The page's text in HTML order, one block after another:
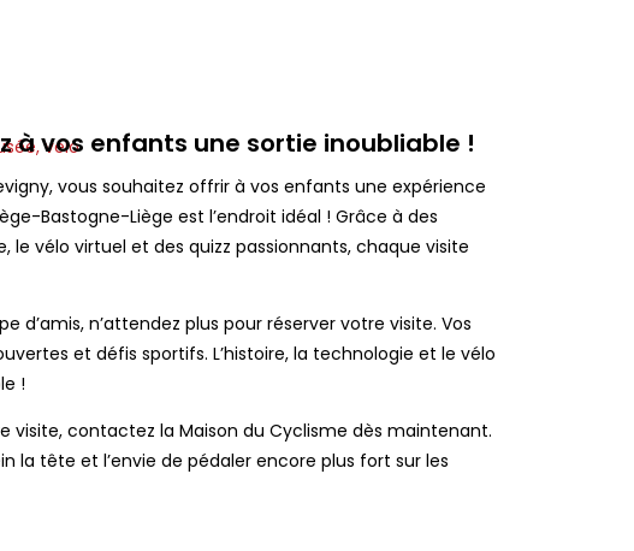
à vos enfants une sortie inoubliable !
vous souhaitez offrir à vos enfants une expérience
Bastogne-Liège est l’endroit idéal ! Grâce à des
vélo virtuel et des quizz passionnants, chaque visite
d’amis, n’attendez plus pour réserver votre visite. Vos
et défis sportifs. L’histoire, la technologie et le vélo
!
visite, contactez la Maison du Cyclisme dès maintenant.
la tête et l’envie de pédaler encore plus fort sur les